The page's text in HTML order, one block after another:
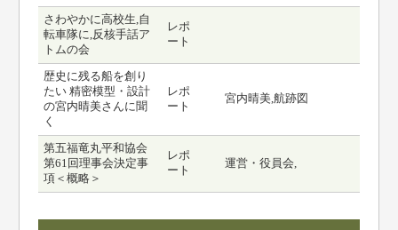
さわやかに高校生,自
転車隊に,反核手話ア
トムの会
レポ
ート
歴史に残る船を創り
たい 精密模型・設計
の宮内晴美さんに聞
く
レポ
ート
宮内晴美,航跡図
第五福竜丸平和協会
第61回理事会決定事
項＜概略＞
レポ
ート
運営・役員会,